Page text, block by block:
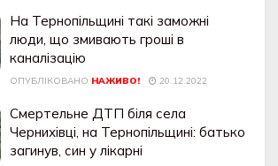
На Тернопільщині такі заможні
люди, що змивають гроші в
каналізацію
ОПУБЛІКОВАНО НАЖИВО! 20.12.2022
Смертельне ДТП біля села
Чернихівці, на Тернопільщині: батько
загинув, син у лікарні